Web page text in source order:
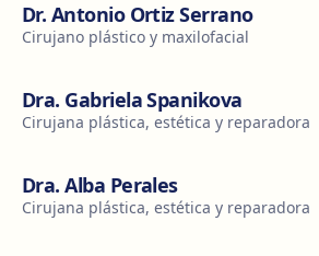
Dr. Antonio Ortiz Serrano
Cirujano plástico y maxilofacial
Dra. Gabriela Spanikova
Cirujana plástica, estética y reparadora
Dra. Alba Perales
Cirujana plástica, estética y reparadora